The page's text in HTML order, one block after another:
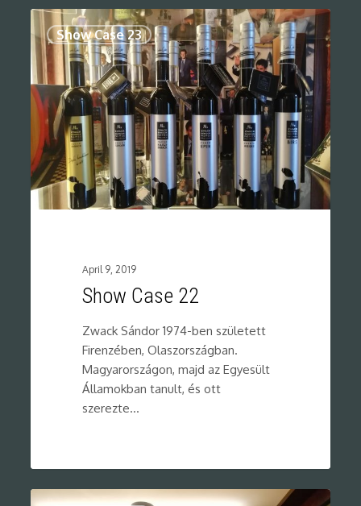
Show Case 23
April 9, 2019
Show Case 22
Zwack Sándor 1974-ben született
Firenzében, Olaszországban.
Magyarországon, majd az Egyesült
Államokban tanult, és ott
szerezte…
0